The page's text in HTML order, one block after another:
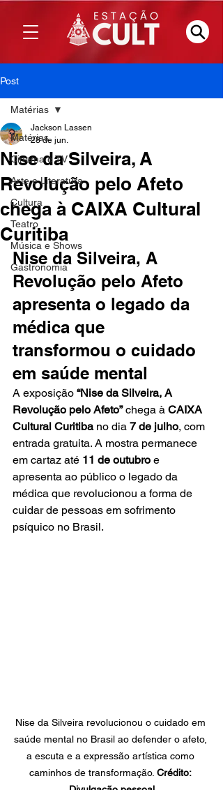
Post
Matérias
Cinema e TV
Arte e Literatura
Cultura
Teatro
Música e Shows
Gastronomia
Matérias
Nise da Silveira, A
Revolução pelo Afeto
chega à CAIXA Cultural
Curitiba
Jackson Lassen
28 de jun.
Nise da Silveira, A
Revolução pelo Afeto
apresenta o legado da
médica que
transformou o cuidado
em saúde mental
A exposição “Nise da Silveira, A
Revolução pelo Afeto” chega à CAIXA
Cultural Curitiba no dia 7 de julho, com
entrada gratuita. A mostra permanece
em cartaz até 11 de outubro e
apresenta ao público o legado da
médica que revolucionou a forma de
cuidar de pessoas em sofrimento
psíquico no Brasil.
Nise da Silveira revolucionou o cuidado em
saúde mental no Brasil ao defender o afeto,
a escuta e a expressão artística como
caminhos de transformação. Crédito: